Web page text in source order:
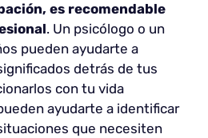
es recomendable
. Un psicólogo o un
pueden ayudarte a
detrás de tus
con tu vida
ayudarte a identificar
que necesiten